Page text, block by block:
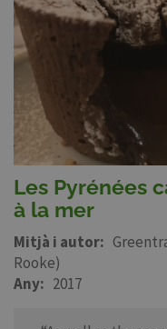
Les Pyrénées
à la mer
Mitjà i autor
Rooke)
Any
2017